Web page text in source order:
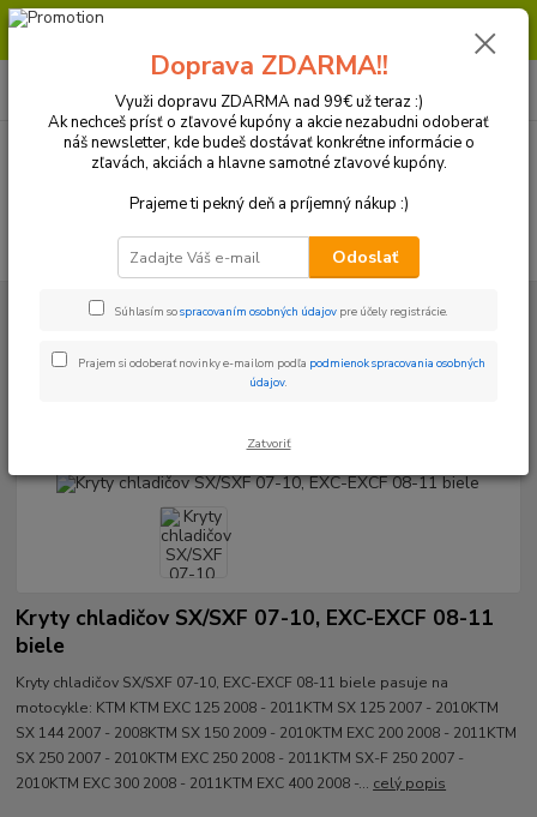
Milí zákazníci, pri objednávke nad 99€ získate poštovné ZDARMA.
(Po-Pia, 8:30-16:30 hod.)
Plasty a Kryty KTM Kryty chladičov a mriežky
Kryty
Kryty chladičov SX/SXF 07-10,
Kryty chladičov SX/SXF 07-10, EXC-EXCF 08-11
biele
Kryty chladičov SX/SXF 07-10, EXC-EXCF 08-11 biele pasuje na
motocykle: KTM KTM EXC 125 2008 - 2011KTM SX 125 2007 - 2010KTM
SX 144 2007 - 2008KTM SX 150 2009 - 2010KTM EXC 200 2008 - 2011KTM
SX 250 2007 - 2010KTM EXC 250 2008 - 2011KTM SX-F 250 2007 -
2010KTM EXC 300 2008 - 2011KTM EXC 400 2008 -... celý popis
Doprava ZDARMA!!
Využi dopravu ZDARMA nad 99€ už teraz :)
Ak nechceš prísť o zľavové kupóny a akcie nezabudni odoberať
náš newsletter, kde budeš dostávať konkrétne informácie o
zľavách, akciách a hlavne samotné zľavové kupóny.
Prajeme ti pekný deň a príjemný nákup :)
Odoslať
Súhlasím sospracovaním osobných údajov pre účely registrácie.
Prajem si odoberať novinky e-mailom podľa podmienok spracovania osobných
údajov.
Zatvoriť